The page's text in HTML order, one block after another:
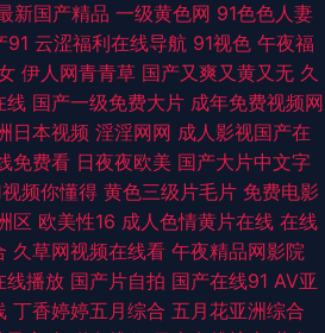
三级www 91白丝网站 国产情侣精品激情 青
91 欧洲色视频 亚洲综合另类 www四虎 黑料
紫苑 国产ts系列在线 欧美大成色 亚洲性爱巨
欧美人妖射精 亚洲91豆花 97蜜桃 国产1区2
堂AV导航 91人妻在线视频 东京色视频 久久
新国产精品 一级黄色网 91色色人妻
91 云涩福利在线导航 91视色 午夜福
伊人网青青草 国产又爽又黄又无 久
线 国产一级免费大片 成年免费视频网
日本视频 淫淫网网 成人影视国产在
免费看 日夜夜欧美 国产大片中文字
视频你懂得 黄色三级片毛片 免费电影
区 欧美性16 成人色情黄片在线 在线
久草网视频在线看 午夜精品网影院
线播放 国产片自拍 国产在线91 AV亚
丁香婷婷五月综合 五月花亚洲综合